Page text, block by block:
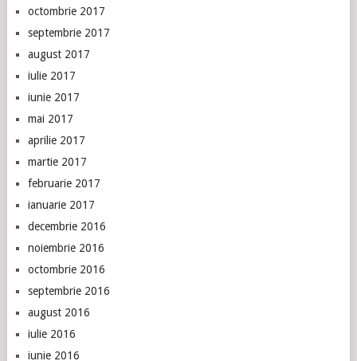
octombrie 2017
septembrie 2017
august 2017
iulie 2017
iunie 2017
mai 2017
aprilie 2017
martie 2017
februarie 2017
ianuarie 2017
decembrie 2016
noiembrie 2016
octombrie 2016
septembrie 2016
august 2016
iulie 2016
iunie 2016